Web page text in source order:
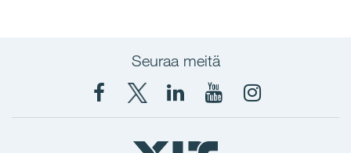
Seuraa meitä
Facebook
X
YIT
YIT
Corporation
YIT
Corporation
Instagram